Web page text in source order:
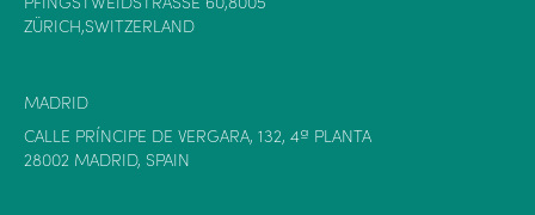
ZÜRICH,SWITZERLAND
MADRID
CALLE PRÍNCIPE DE VERGARA, 132, 4ª PLANTA
28002 MADRID, SPAIN